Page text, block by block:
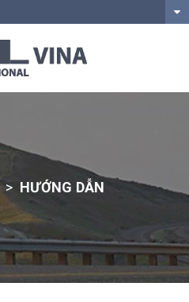
> HƯỚNG DẪN